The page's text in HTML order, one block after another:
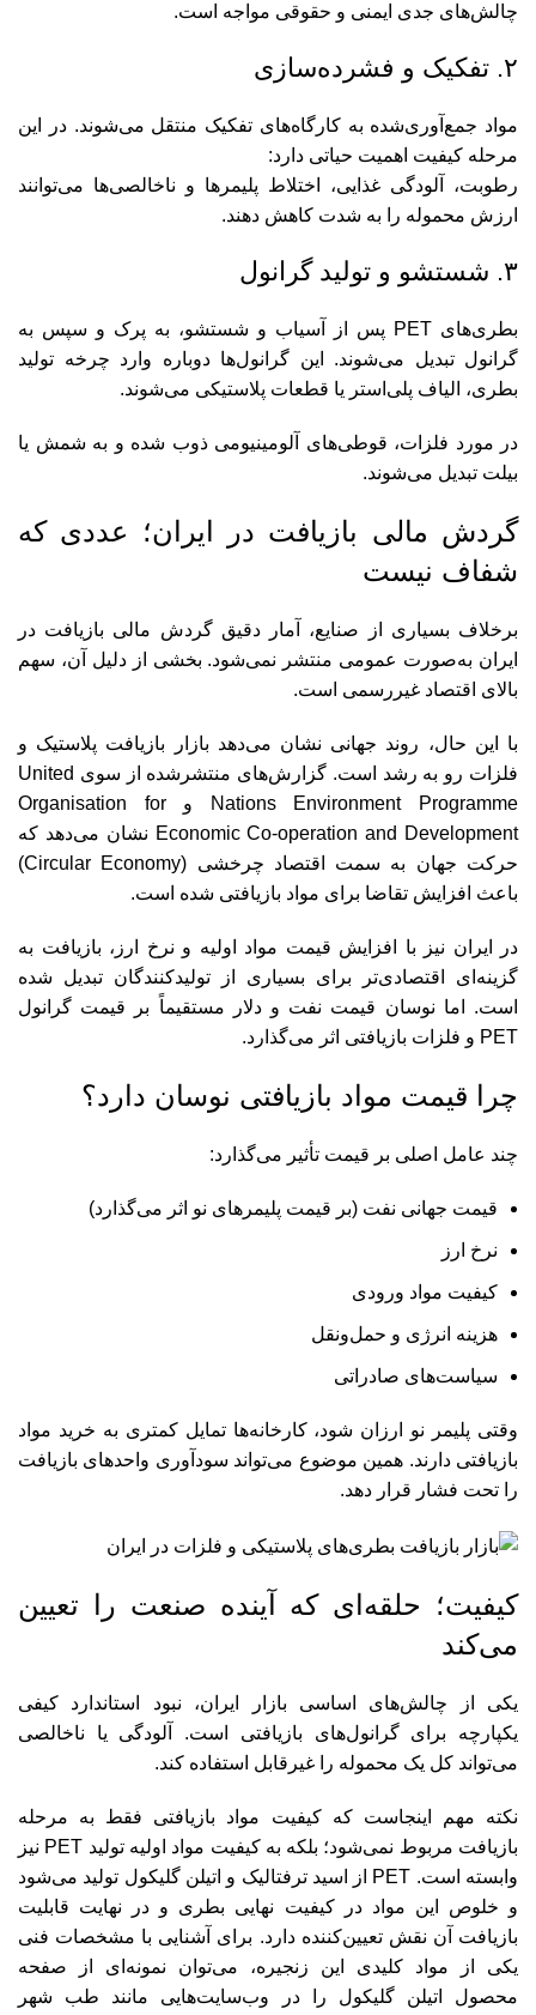
چالش‌های جدی ایمنی و حقوقی مواجه است.
۲. تفکیک و فشرده‌سازی
مواد جمع‌آوری‌شده به کارگاه‌های تفکیک منتقل می‌شوند. در این
مرحله کیفیت اهمیت حیاتی دارد:
رطوبت، آلودگی غذایی، اختلاط پلیمرها و ناخالصی‌ها می‌توانند
ارزش محموله را به شدت کاهش دهند.
۳. شستشو و تولید گرانول
بطری‌های PET پس از آسیاب و شستشو، به پرک و سپس به
گرانول تبدیل می‌شوند. این گرانول‌ها دوباره وارد چرخه تولید
بطری، الیاف پلی‌استر یا قطعات پلاستیکی می‌شوند.
در مورد فلزات، قوطی‌های آلومینیومی ذوب شده و به شمش یا
بیلت تبدیل می‌شوند.
گردش مالی بازیافت در ایران؛ عددی که
شفاف نیست
برخلاف بسیاری از صنایع، آمار دقیق گردش مالی بازیافت در
ایران به‌صورت عمومی منتشر نمی‌شود. بخشی از دلیل آن، سهم
بالای اقتصاد غیررسمی است.
با این حال، روند جهانی نشان می‌دهد بازار بازیافت پلاستیک و
فلزات رو به رشد است. گزارش‌های منتشرشده از سوی United
Nations Environment Programme و Organisation for
Economic Co-operation and Development نشان می‌دهد که
حرکت جهان به سمت اقتصاد چرخشی (Circular Economy)
باعث افزایش تقاضا برای مواد بازیافتی شده است.
در ایران نیز با افزایش قیمت مواد اولیه و نرخ ارز، بازیافت به
گزینه‌ای اقتصادی‌تر برای بسیاری از تولیدکنندگان تبدیل شده
است. اما نوسان قیمت نفت و دلار مستقیماً بر قیمت گرانول
PET و فلزات بازیافتی اثر می‌گذارد.
چرا قیمت مواد بازیافتی نوسان دارد؟
چند عامل اصلی بر قیمت تأثیر می‌گذارد:
قیمت جهانی نفت (بر قیمت پلیمرهای نو اثر می‌گذارد)
نرخ ارز
کیفیت مواد ورودی
هزینه انرژی و حمل‌ونقل
سیاست‌های صادراتی
وقتی پلیمر نو ارزان شود، کارخانه‌ها تمایل کمتری به خرید مواد
بازیافتی دارند. همین موضوع می‌تواند سودآوری واحدهای بازیافت
را تحت فشار قرار دهد.
کیفیت؛ حلقه‌ای که آینده صنعت را تعیین
می‌کند
یکی از چالش‌های اساسی بازار ایران، نبود استاندارد کیفی
یکپارچه برای گرانول‌های بازیافتی است. آلودگی یا ناخالصی
می‌تواند کل یک محموله را غیرقابل استفاده کند.
نکته مهم اینجاست که کیفیت مواد بازیافتی فقط به مرحله
بازیافت مربوط نمی‌شود؛ بلکه به کیفیت مواد اولیه تولید PET نیز
وابسته است. PET از اسید ترفتالیک و اتیلن گلیکول تولید می‌شود
و خلوص این مواد در کیفیت نهایی بطری و در نهایت قابلیت
بازیافت آن نقش تعیین‌کننده دارد. برای آشنایی با مشخصات فنی
یکی از مواد کلیدی این زنجیره، می‌توان نمونه‌ای از صفحه
محصول اتیلن گلیکول را در وب‌سایت‌هایی مانند طب شهر